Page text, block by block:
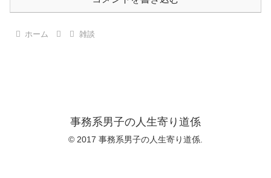
ホーム 雑談
事務系男子の人生寄り道係
© 2017 事務系男子の人生寄り道係.